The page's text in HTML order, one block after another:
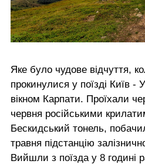
Яке було чудове відчуття,
прокинулися у поїзді Київ -
вікном Карпати. Проїхали
червня російськими
Бескидський тонель,
травня підстанцію
Вийшли з поїзда у 8 годині